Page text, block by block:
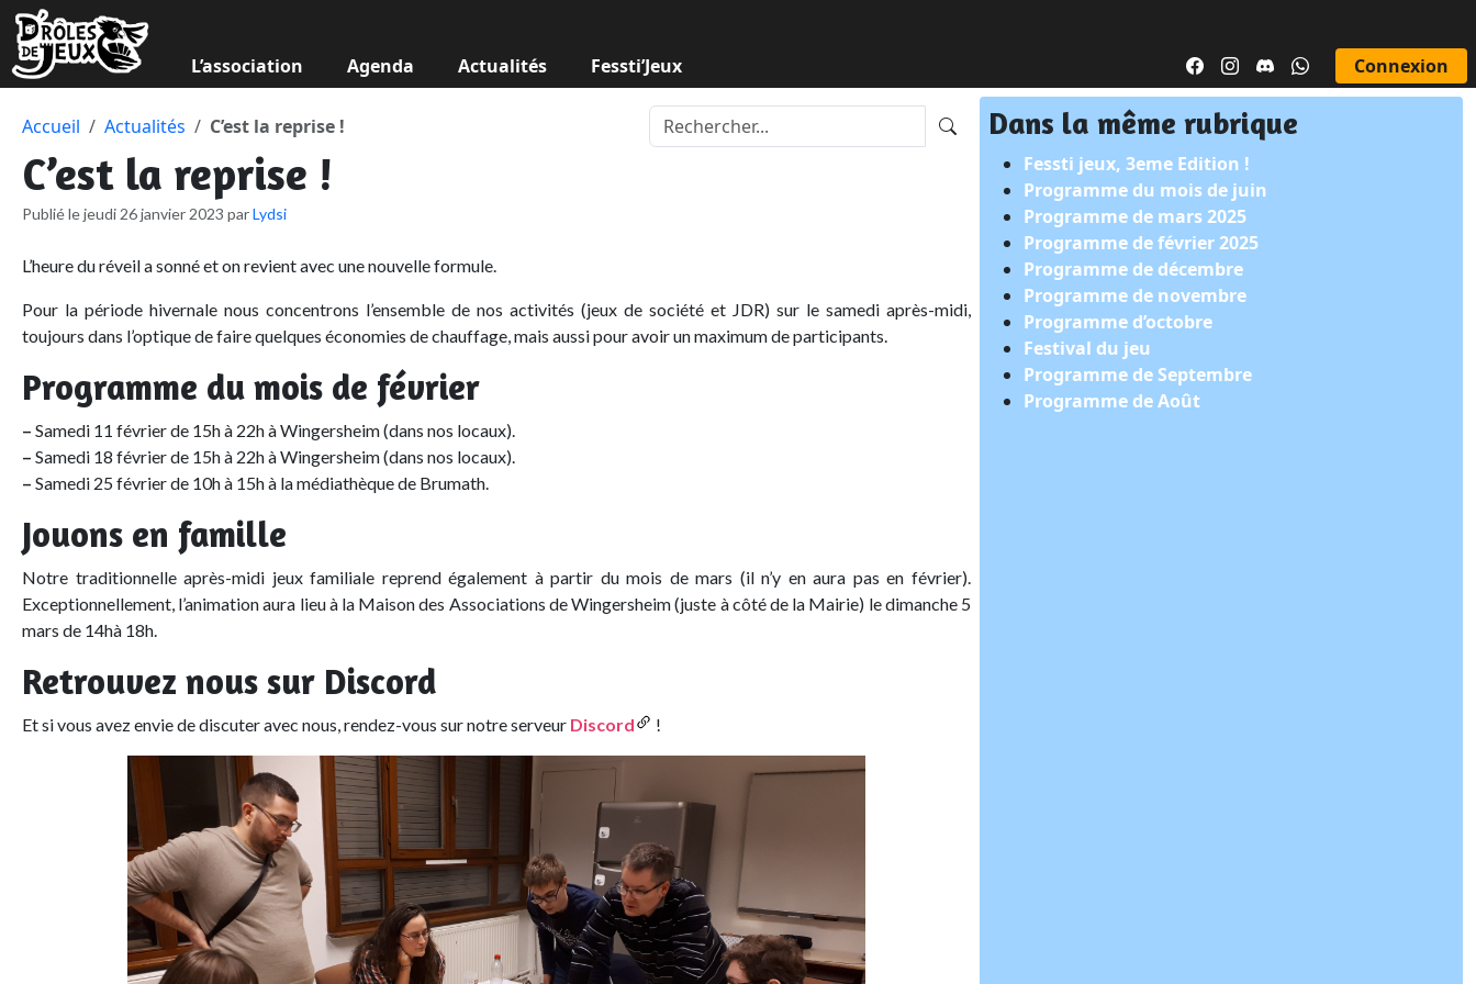
L’association Agenda Actualités Fessti’Jeux Connexion
Accueil Actualités C’est la reprise !
C’est la reprise !
Publié le jeudi 26 janvier 2023 parLydsi
L’heure du réveil a sonné et on revient avec une nouvelle formule.
Pour la période hivernale nous concentrons l’ensemble de nos activités (jeux de société et JDR) sur le samedi après-midi,
toujours dans l’optique de faire quelques économies de chauffage, mais aussi pour avoir un maximum de participants.
Programme du mois de février
– Samedi 11 février de 15h à 22h à Wingersheim (dans nos locaux).
– Samedi 18 février de 15h à 22h à Wingersheim (dans nos locaux).
– Samedi 25 février de 10h à 15h à la médiathèque de Brumath.
Jouons en famille
Notre traditionnelle après-midi jeux familiale reprend également à partir du mois de mars (il n’y en aura pas en février).
Exceptionnellement, l’animation aura lieu à la Maison des Associations de Wingersheim (juste à côté de la Mairie) le dimanche 5
mars de 14hà 18h.
Retrouvez nous sur Discord
Et si vous avez envie de discuter avec nous, rendez-vous sur notre serveur Discord !
Dans la même rubrique
Fessti jeux, 3eme Edition !
Programme du mois de juin
Programme de mars 2025
Programme de février 2025
Programme de décembre
Programme de novembre
Programme d’octobre
Festival du jeu
Programme de Septembre
Programme de Août